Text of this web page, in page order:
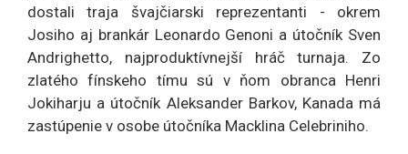
dostali traja švajčiarski reprezentanti - okrem
Josiho aj brankár Leonardo Genoni a útočník Sven
Andrighetto, najproduktívnejší hráč turnaja. Zo
zlatého fínskeho tímu sú v ňom obranca Henri
Jokiharju a útočník Aleksander Barkov, Kanada má
zastúpenie v osobe útočníka Macklina Celebriniho.